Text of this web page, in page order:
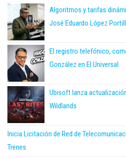
Algoritmos y tarifas
José Eduardo López
El registro telefónico,
González en El Universal
Ubisoft lanza
Wildlands
Inicia Licitación de Red de
Trenes